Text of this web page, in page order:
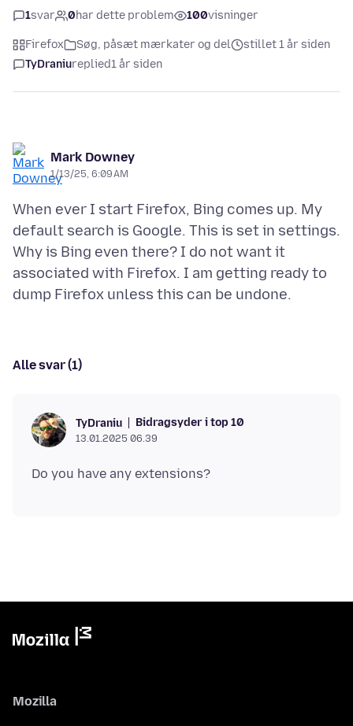
1svar 0har dette problem 100visninger
Firefox Søg, påsæt mærkater og del
stillet 1 år siden
TyDraniureplied1 år siden
Mark Downey
1/13/25, 6:09 AM
When ever I start Firefox, Bing comes up. My
default search is Google. This is set in settings.
Why is Bing even there? I do not want it
associated with Firefox. I am getting ready to
Alle svar (1)
TyDraniu Bidragsyder i top 10
13.01.2025 06.39
Mozilla